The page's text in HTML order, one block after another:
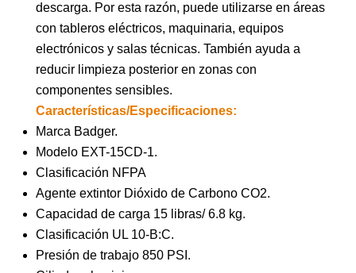
descarga. Por esta razón, puede utilizarse en áreas
con tableros eléctricos, maquinaria, equipos
electrónicos y salas técnicas. También ayuda a
reducir limpieza posterior en zonas con
componentes sensibles.
Características/Especificaciones:
Marca Badger.
Modelo EXT-15CD-1.
Clasificación NFPA
Agente extintor Dióxido de Carbono CO2.
Capacidad de carga 15 libras/ 6.8 kg.
Clasificación UL 10-B:C.
Presión de trabajo 850 PSI.